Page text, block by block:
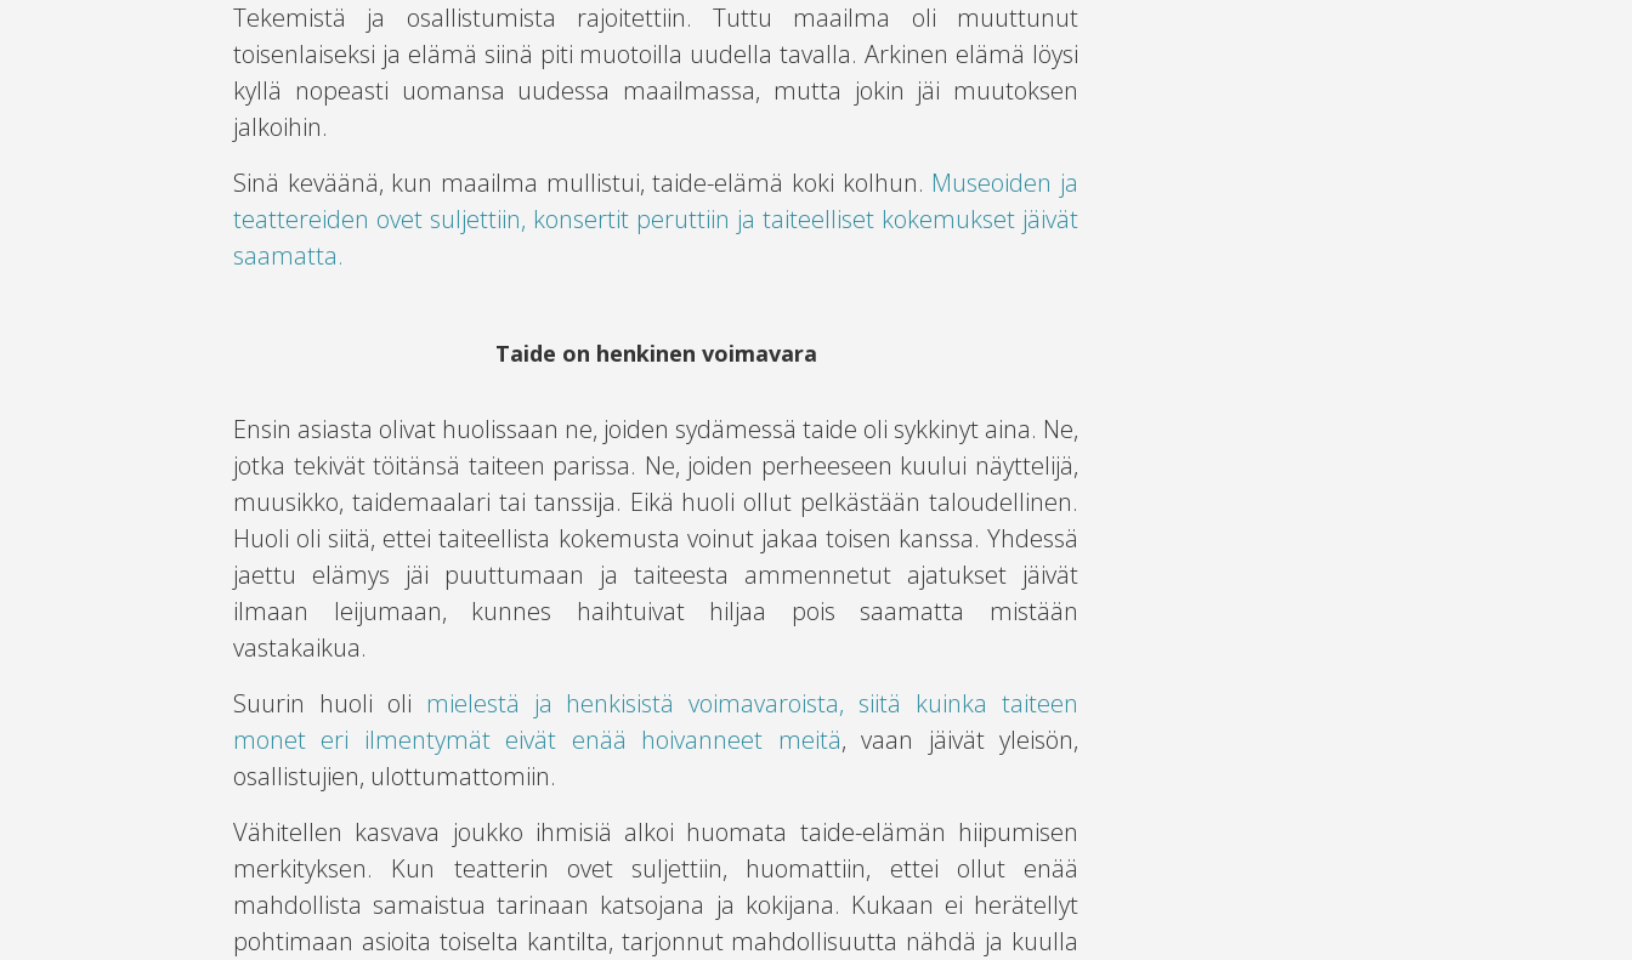
Tekemistä ja osallistumista rajoitettiin. Tuttu maailma oli muuttunut
toisenlaiseksi ja elämä siinä piti muotoilla uudella tavalla. Arkinen elämä löysi
kyllä nopeasti uomansa uudessa maailmassa, mutta jokin jäi muutoksen
jalkoihin.
Sinä keväänä, kun maailma mullistui, taide-elämä koki kolhun. Museoiden ja
teattereiden ovet suljettiin, konsertit peruttiin ja taiteelliset kokemukset jäivät
saamatta.
Taide on henkinen voimavara
Ensin asiasta olivat huolissaan ne, joiden sydämessä taide oli sykkinyt aina. Ne,
jotka tekivät töitänsä taiteen parissa. Ne, joiden perheeseen kuului näyttelijä,
muusikko, taidemaalari tai tanssija. Eikä huoli ollut pelkästään taloudellinen.
Huoli oli siitä, ettei taiteellista kokemusta voinut jakaa toisen kanssa. Yhdessä
jaettu elämys jäi puuttumaan ja taiteesta ammennetut ajatukset jäivät
ilmaan leijumaan, kunnes haihtuivat hiljaa pois saamatta mistään
vastakaikua.
Suurin huoli oli mielestä ja henkisistä voimavaroista, siitä kuinka taiteen
monet eri ilmentymät eivät enää hoivanneet meitä, vaan jäivät yleisön,
osallistujien, ulottumattomiin.
Vähitellen kasvava joukko ihmisiä alkoi huomata taide-elämän hiipumisen
merkityksen. Kun teatterin ovet suljettiin, huomattiin, ettei ollut enää
mahdollista samaistua tarinaan katsojana ja kokijana. Kukaan ei herätellyt
pohtimaan asioita toiselta kantilta, tarjonnut mahdollisuutta nähdä ja kuulla